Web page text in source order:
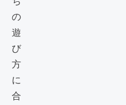
の
遊
び
方
に
合